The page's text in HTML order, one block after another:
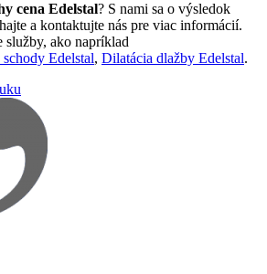
cena Edelstal? S nami sa o výsledok
a kontaktujte nás pre viac informácií.
služby, ako napríklad
Edelstal, Dilatácia dlažby Edelstal.